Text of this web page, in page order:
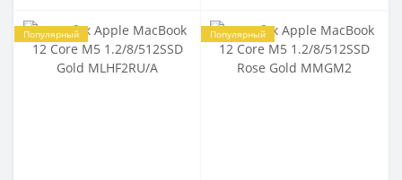
Популярный Популярный